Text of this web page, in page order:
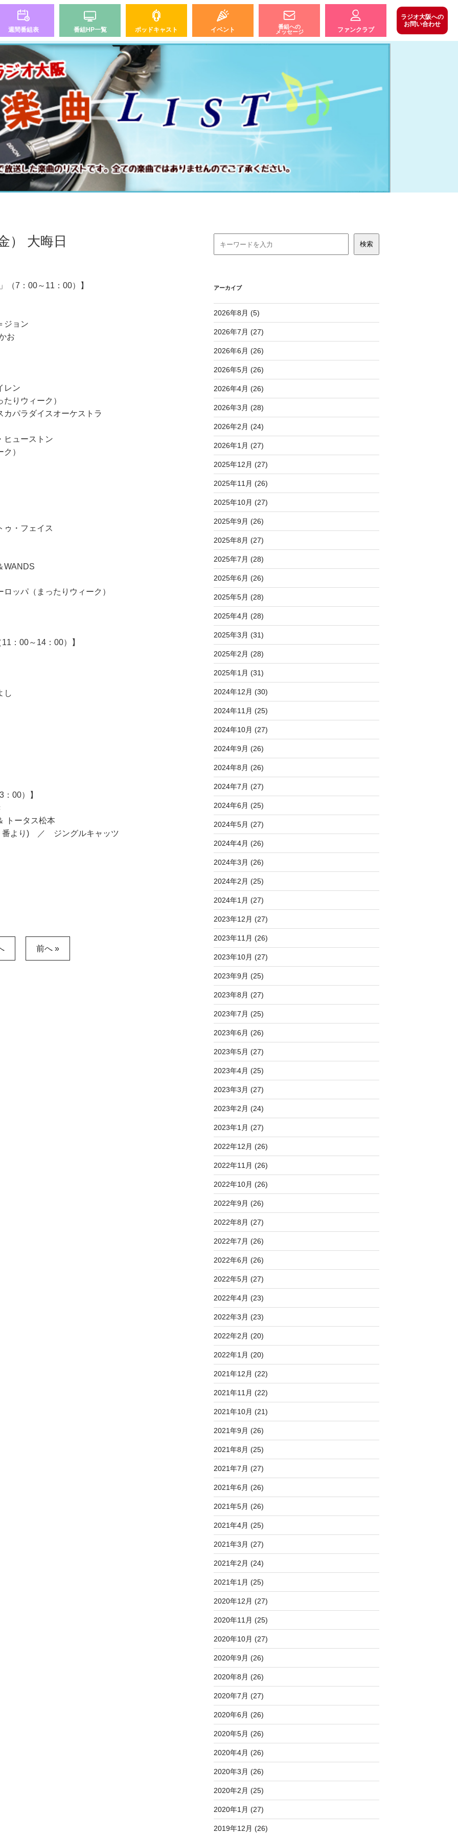
週間番組表 番組HP一覧 ポッドキャスト イベント
番組への
メッセージ
ファンクラブ
ラジオ大阪への
お問い合わせ
） 大晦日
（7：00～11：00）】
ジョン
お
レン
りウィーク）
パラダイスオーケストラ
ューストン
）
・フェイス
ッパ（まったりウィーク）
：00～14：00）】
00）】
ータス松本
番より) ／ ジングルキャッツ
前へ »
アーカイブ
2026年8月 (5)
2026年7月 (27)
2026年6月 (26)
2026年5月 (26)
2026年4月 (26)
2026年3月 (28)
2026年2月 (24)
2026年1月 (27)
2025年12月 (27)
2025年11月 (26)
2025年10月 (27)
2025年9月 (26)
2025年8月 (27)
2025年7月 (28)
2025年6月 (26)
2025年5月 (28)
2025年4月 (28)
2025年3月 (31)
2025年2月 (28)
2025年1月 (31)
2024年12月 (30)
2024年11月 (25)
2024年10月 (27)
2024年9月 (26)
2024年8月 (26)
2024年7月 (27)
2024年6月 (25)
2024年5月 (27)
2024年4月 (26)
2024年3月 (26)
2024年2月 (25)
2024年1月 (27)
2023年12月 (27)
2023年11月 (26)
2023年10月 (27)
2023年9月 (25)
2023年8月 (27)
2023年7月 (25)
2023年6月 (26)
2023年5月 (27)
2023年4月 (25)
2023年3月 (27)
2023年2月 (24)
2023年1月 (27)
2022年12月 (26)
2022年11月 (26)
2022年10月 (26)
2022年9月 (26)
2022年8月 (27)
2022年7月 (26)
2022年6月 (26)
2022年5月 (27)
2022年4月 (23)
2022年3月 (23)
2022年2月 (20)
2022年1月 (20)
2021年12月 (22)
2021年11月 (22)
2021年10月 (21)
2021年9月 (26)
2021年8月 (25)
2021年7月 (27)
2021年6月 (26)
2021年5月 (26)
2021年4月 (25)
2021年3月 (27)
2021年2月 (24)
2021年1月 (25)
2020年12月 (27)
2020年11月 (25)
2020年10月 (27)
2020年9月 (26)
2020年8月 (26)
2020年7月 (27)
2020年6月 (26)
2020年5月 (26)
2020年4月 (26)
2020年3月 (26)
2020年2月 (25)
2020年1月 (27)
2019年12月 (26)